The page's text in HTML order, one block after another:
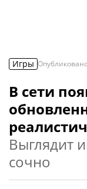
Игры
В сети
Выглядит
сочно